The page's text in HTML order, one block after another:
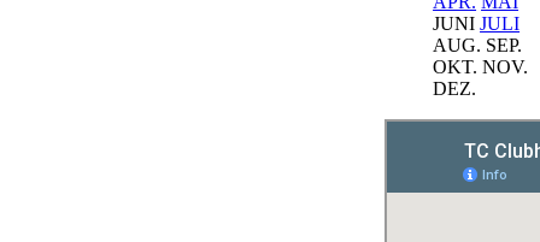
JUNI JULI
AUG. SEP.
OKT. NOV.
DEZ.